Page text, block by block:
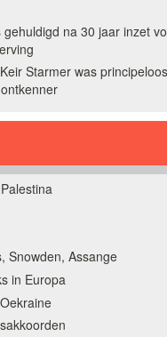
gehuldigd na 30 jaar inzet
Starmer was
Snowden, Assange
in Europa